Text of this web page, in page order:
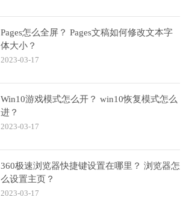
Pages怎么全屏？ Pages文稿如何修改文本字
体大小？
2023-03-17
Win10游戏模式怎么开？ win10恢复模式怎么
进？
2023-03-17
360极速浏览器快捷键设置在哪里？ 浏览器怎
么设置主页？
2023-03-17